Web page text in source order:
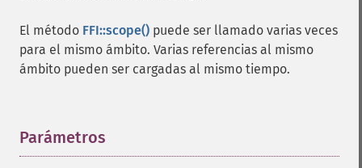
El método FFI::scope() puede ser llamado varias veces
para el mismo ámbito. Varias referencias al mismo
ámbito pueden ser cargadas al mismo tiempo.
Parámetros